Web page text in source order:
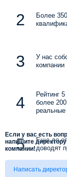
Более
У нас
компании
Рейтинг 5
более
Еще до
доводят
Если у вас есть
напишите директору
компании!
Написать